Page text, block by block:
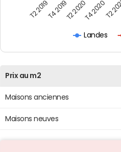
Landes
T2 2019T4 2019T2 2020T4 2020T2
Prix au m2
Maisons anciennes
Maisons neuves